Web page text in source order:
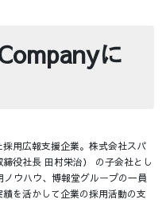
に
用広報支援企業。株式会社スパ
役社長 田村栄治） の子会社とし
ウハウ、博報堂グループの一員
を活かして企業の採用活動の支